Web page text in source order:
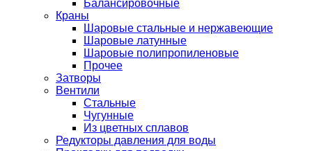
Балансировочные
Краны
Шаровые стальные и нержавеющие
Шаровые латунные
Шаровые полипропиленовые
Прочее
Затворы
Вентили
Стальные
Чугунные
Из цветных сплавов
Редукторы давления для воды